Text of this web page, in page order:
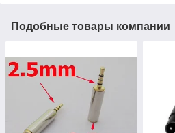
Подобные товары компании